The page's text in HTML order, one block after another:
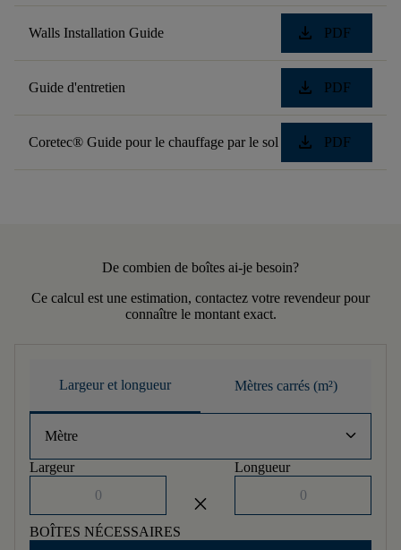
Walls Installation Guide download PDF
Guide d'entretien download PDF
Coretec® Guide pour le chauffage par le sol download PDF
De combien de boîtes ai-je besoin?
Ce calcul est une estimation, contactez votre revendeur pour
connaître le montant exact.
Largeur et longueur Mètres carrés (m²)
Mètre keyboard_arrow_down
Largeur
close
Longueur
BOÎTES NÉCESSAIRES